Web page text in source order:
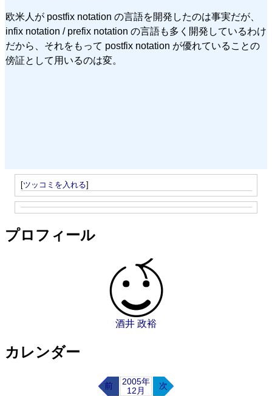
欧米人が postfix notation の言語を開発したのは事実だが、
infix notation / prefix notation の言語も多く開発しているわけ
だから、それをもって postfix notation が優れていることの
傍証として用いるのは変。
[ツッコミを入れる]
プロフィール
酒井 政裕
カレンダー
前
2005年
12月
次